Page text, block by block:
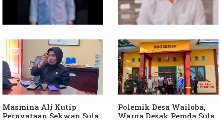
Soal Intervensi Politik,
Langkah Wakil Ketua
Komisi I Bukan
intervensi Politik
Dituding Jadikan
Bendahara Desa Wailoba
sebagai "ATM Berjalan",
Armin Soamole: Harus
Dibuktikan
Masmina Ali Kutip
Pernyataan Sekwan Sula,
Polemik Desa Wailoba,
Warga Desak Pemda Sula